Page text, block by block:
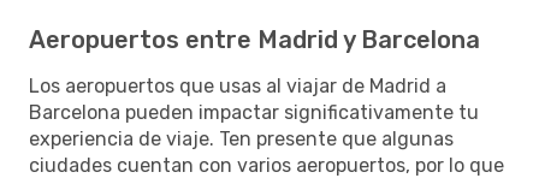
Aeropuertos entre Madrid y Barcelona
Los aeropuertos que usas al viajar de Madrid a
Barcelona pueden impactar significativamente tu
experiencia de viaje. Ten presente que algunas
ciudades cuentan con varios aeropuertos, por lo que